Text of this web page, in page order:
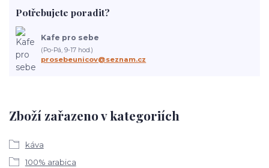
Zboží zařazeno v kategoriích
káva
100% arabica
Potřebujete poradit?
Kafe pro sebe
(Po-Pá, 9-17 hod.)
prosebeunicov@seznam.cz